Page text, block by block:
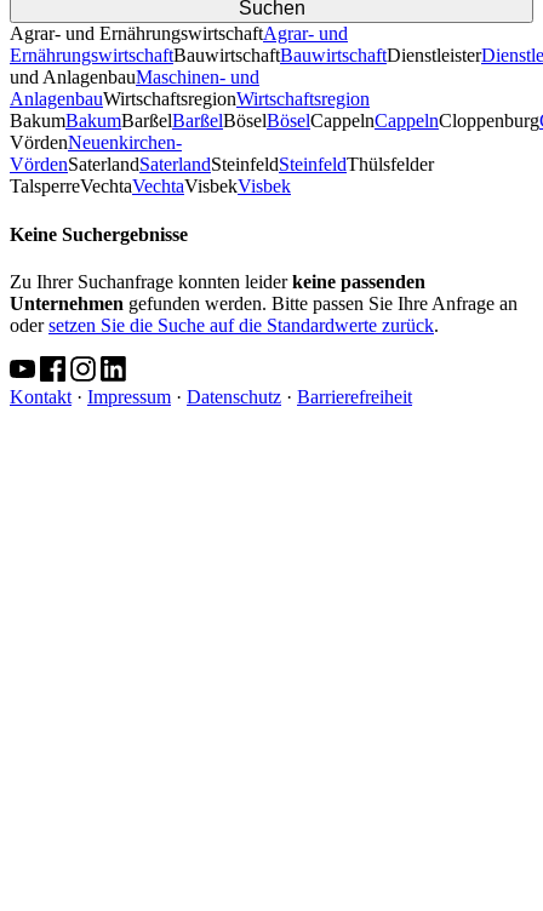
Agrar- und ErnährungswirtschaftAgrar- und
ErnährungswirtschaftBauwirtschaftBauwirtschaftDienstleister
und AnlagenbauMaschinen- und
AnlagenbauWirtschaftsregionWirtschaftsregion
BakumBakumBarßelBarßelBöselBöselCappelnCappelnCloppenburg
VördenNeuenkirchen-
VördenSaterlandSaterlandSteinfeldSteinfeldThülsfelder
TalsperreVechtaVechtaVisbekVisbek
Keine Suchergebnisse
Zu Ihrer Suchanfrage konnten leiderkeine passenden
Unternehmen gefunden werden. Bitte passen Sie Ihre Anfrage an
odersetzen Sie die Suche auf die Standardwerte zurück.
Kontakt · Impressum · Datenschutz · Barrierefreiheit